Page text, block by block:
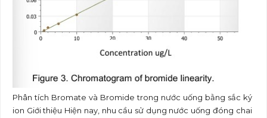
Phân tích Bromate và Bromide trong nước uống bằng sắc ký
ion Giới thiệu Hiện nay, nhu cầu sử dụng nước uống đóng chai